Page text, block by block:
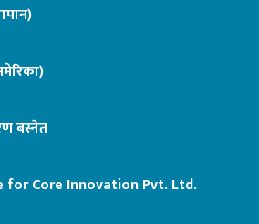
बस्नेत
for Core Innovation Pvt. Ltd.